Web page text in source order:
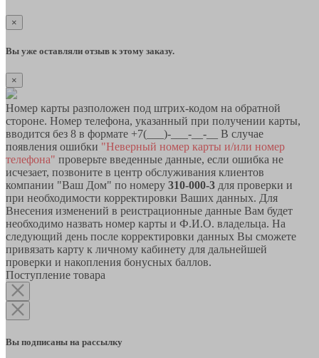
×
Вы уже оставляли отзыв к этому заказу.
×
Номер карты разположен под штрих-кодом на обратной
стороне. Номер телефона, указанный при получении карты,
вводится без 8 в формате +7(___)-___-__-__ В случае
появления ошибки "Неверный номер карты и/или номер
телефона" проверьте введенные данные, если ошибка не
исчезает, позвоните в центр обслуживания клиентов
компании "Ваш Дом" по номеру 310-000-3 для проверки и
при необходимости корректировки Ваших данных. Для
Внесения изменений в реистрационные данные Вам будет
необходимо назвать номер карты и Ф.И.О. владельца. На
следующий день после корректировки данных Вы сможете
привязать карту к личному кабинету для дальнейшей
проверки и накопления бонусных баллов.
Поступление товара
Вы подписаны на рассылку